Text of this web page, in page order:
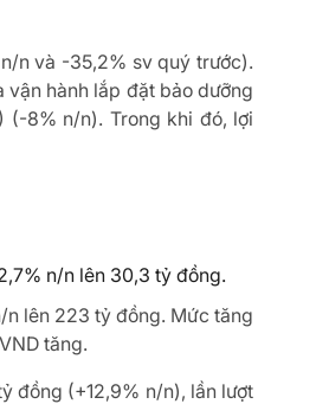
n và -35,2% sv quý trước).
vận hành lắp đặt bảo dưỡng
(-8% n/n). Trong khi đó, lợi
n/n lên 30,3 tỷ đồng.
lên 223 tỷ đồng. Mức tăng
tăng.
đồng (+12,9% n/n), lần lượt